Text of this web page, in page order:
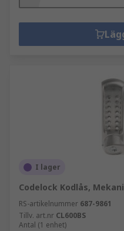
I lager
Codelock Kodlås,
RS-artikelnummer 687-9861
Tillv. art.nr CL600BS
Antal (1 enhet)